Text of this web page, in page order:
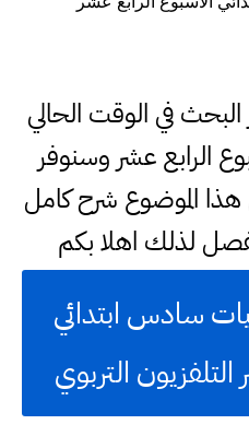
البحث في الوقت الحالي
الرابع عشر وسنوفر
الموضوع شرح كامل
لذلك اهلا بكم
سادس ابتدائي
التربوي